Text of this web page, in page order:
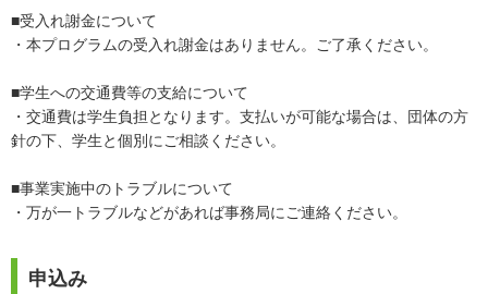
■受入れ謝金について
・本プログラムの受入れ謝金はありません。ご了承ください。
■学生への交通費等の支給について
・交通費は学生負担となります。支払いが可能な場合は、団体の方
針の下、学生と個別にご相談ください。
■事業実施中のトラブルについて
・万が一トラブルなどがあれば事務局にご連絡ください。
申込み